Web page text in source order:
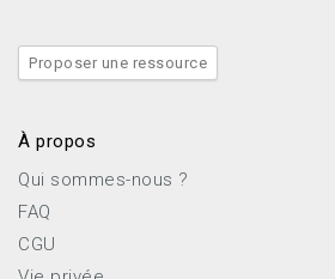
Proposer une ressource
À propos
Qui sommes-nous ?
FAQ
CGU